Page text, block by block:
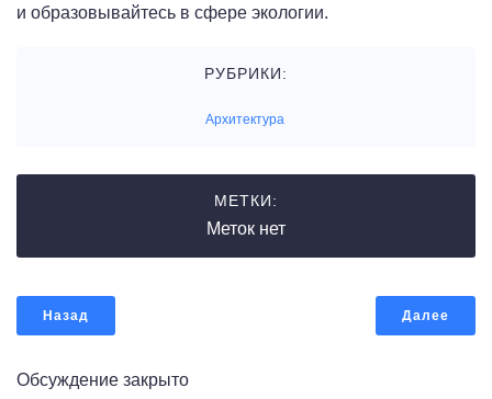
и образовывайтесь в сфере экологии.
РУБРИКИ:
Архитектура
МЕТКИ:
Меток нет
Назад Далее
Обсуждение закрыто